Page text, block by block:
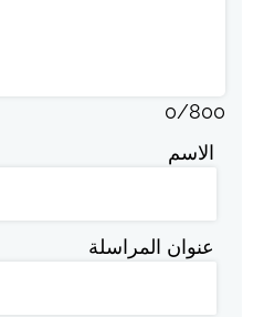
0/800
الاسم
عنوان المراسلة